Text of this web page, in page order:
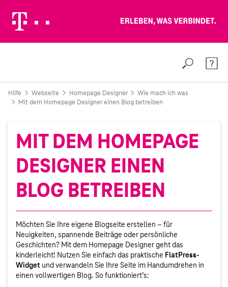
Suche
Hilfe Webseite Homepage Designer
Wie mach ich was
Mit dem Homepage Designer einen Blog betreiben
MIT DEM HOMEPAGE
DESIGNER EINEN
BLOG BETREIBEN
Möchten Sie Ihre eigene Blogseite erstellen – für
Neuigkeiten, spannende Beiträge oder persönliche
Geschichten? Mit dem Homepage Designer geht das
kinderleicht! Nutzen Sie einfach das praktische FlatPress-
Widget und verwandeln Sie Ihre Seite im Handumdrehen in
einen vollwertigen Blog. So funktioniert’s: